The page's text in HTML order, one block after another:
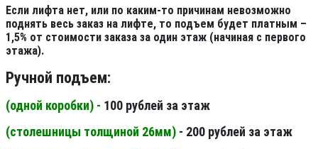
Если лифта нет, или по каким-то причинам невозможно
поднять весь заказ на лифте, то подъем будет платным –
1,5% от стоимости заказа за один этаж (начиная с первого
этажа).
Ручной подъем:
(одной коробки) - 100 рублей за этаж
(столешницы толщиной 26мм) - 200 рублей за этаж